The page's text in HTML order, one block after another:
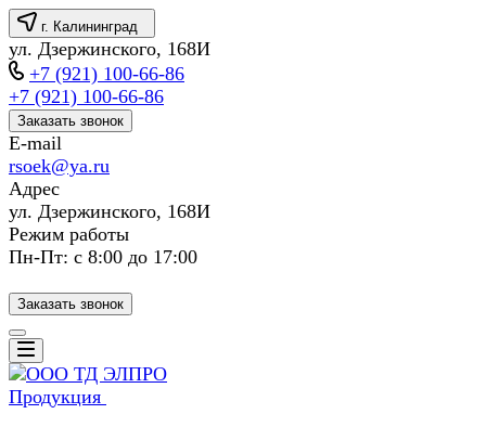
г. Калининград
ул. Дзержинского, 168И
+7 (921) 100-66-86
+7 (921) 100-66-86
Заказать звонок
E-mail
rsoek@ya.ru
Адрес
ул. Дзержинского, 168И
Режим работы
Пн-Пт: с 8:00 до 17:00
Заказать звонок
Продукция